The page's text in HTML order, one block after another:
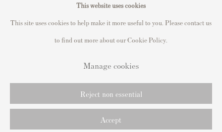
Manage cookies
Copyright © 2021 Andipa Editions Site by Artlogic
This website uses cookies
This site uses cookies to help make it more useful to you. Please contact us
to find out more about our Cookie Policy.
Manage cookies
Reject non essential
Accept